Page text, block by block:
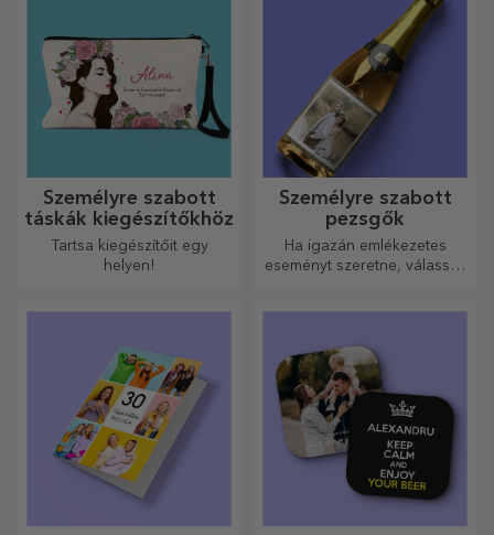
Személyre szabott
táskák kiegészítőkhöz
Tartsa kiegészítőit egy
helyen!
Személyre szabott
pezsgők
Ha igazán emlékezetes
eseményt szeretne, válassza
legteljesebb mértékben!